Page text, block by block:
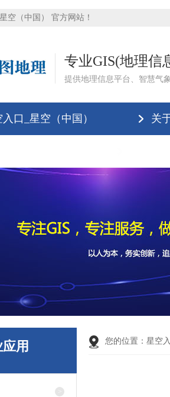
空（中国） 官方网站！
专业GIS(地理信
提供地理信息平台、智慧气
口_星空（中国） 关
用 您的位置： 星空